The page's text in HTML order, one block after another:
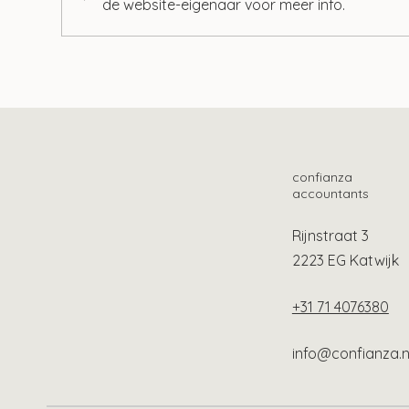
Vliegbelasting afhankelijk
de website-eigenaar voor meer info.
confianza
accountants
Rijnstraat 3
2223 EG Katwijk
+31 71 4076380